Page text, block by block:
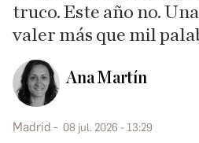
truco. Este año no.
valer más que mil
Ana Martín
Madrid 08 jul. 2026 - 13:29